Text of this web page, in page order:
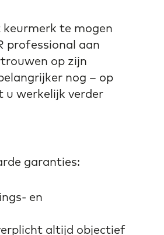
keurmerk te mogen
professional aan
op zijn
nog – op
u werkelijk verder
garanties:
en
altijd objectief